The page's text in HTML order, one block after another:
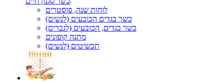
לוחות שנה, פוסטרים
כשר בגדים הכובעים (לנשים)
כשר בגדים, הכובעים (לגברים)
מתנה קופונים
תכשיטים (לנשים)